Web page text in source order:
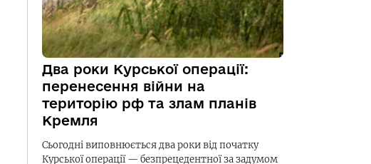
Два роки Курської операції:
перенесення війни на
територію рф та злам планів
Кремля
Сьогодні виповнюється два роки від початку
Курської операції — безпрецедентної за задумом